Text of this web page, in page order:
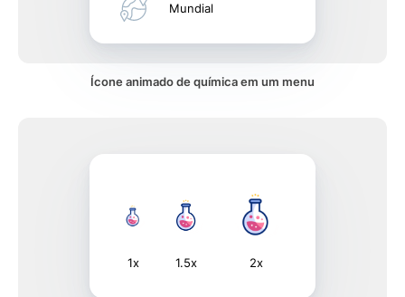
Mundial
Ícone animado de química em um menu
1x 1.5x 2x